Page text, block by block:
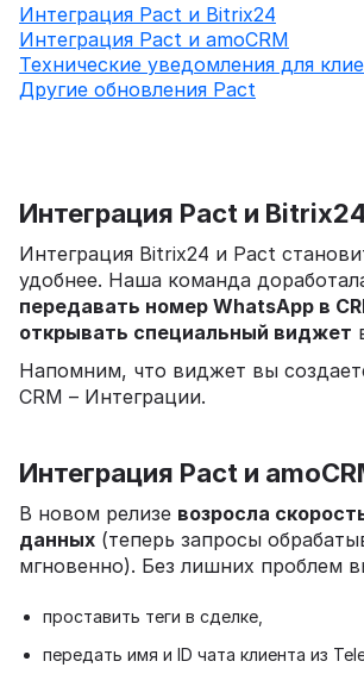
Интеграция Pact и Bitrix24
Интеграция Pact и amoCRM
Технические уведомления для
Другие обновления Pact
Интеграция Pact и
Интеграция Bitrix24 и Pact
удобнее. Наша команда
передавать номер WhatsApp в
открывать специальный виджет
Напомним, что виджет вы
CRM – Интеграции.
Интеграция Pact и
В новом релизе возросла
данных (теперь запросы
мгновенно). Без лишних проблем
проставить теги в сделке,
передать имя и ID чата клиента из